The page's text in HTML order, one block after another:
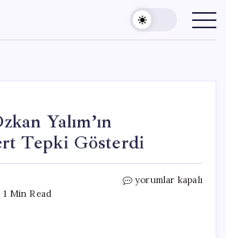
Yalım’ın
Tepki Gösterdi
1 Min Read
Özgür
yorumlar kapalı